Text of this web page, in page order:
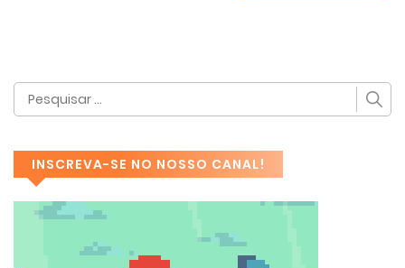
INSCREVA-SE NO NOSSO CANAL!